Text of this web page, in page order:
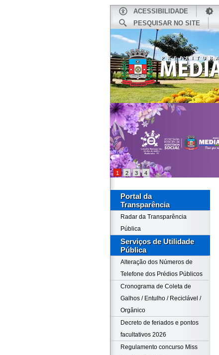
ACESSIBILIDADE
PESQUISAR NO SITE
1 2 3 4
Portal da
Transparência
Radar da Transparência
Pública
Serviços de Utilidade
Pública
Alteração dos Números de
Telefone dos Prédios Públicos
Cronograma de Coleta de
Galhos / Entulho / Reciclável /
Orgânico
Decreto de feriados e pontos
facultativos 2026
Regulamento concurso Miss